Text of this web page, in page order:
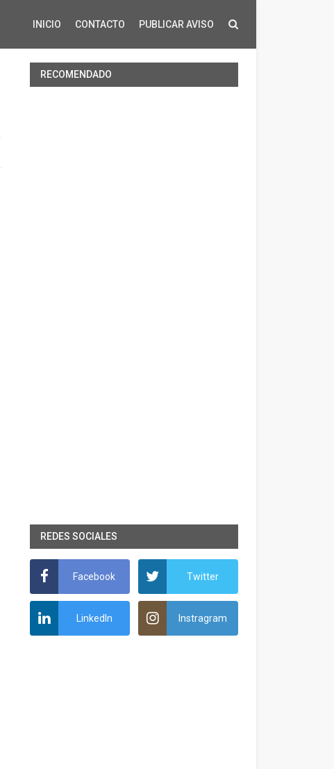
INICIO CONTACTO PUBLICAR AVISO
RECOMENDADO
REDES SOCIALES
Facebook Twitter
LinkedIn Instragram